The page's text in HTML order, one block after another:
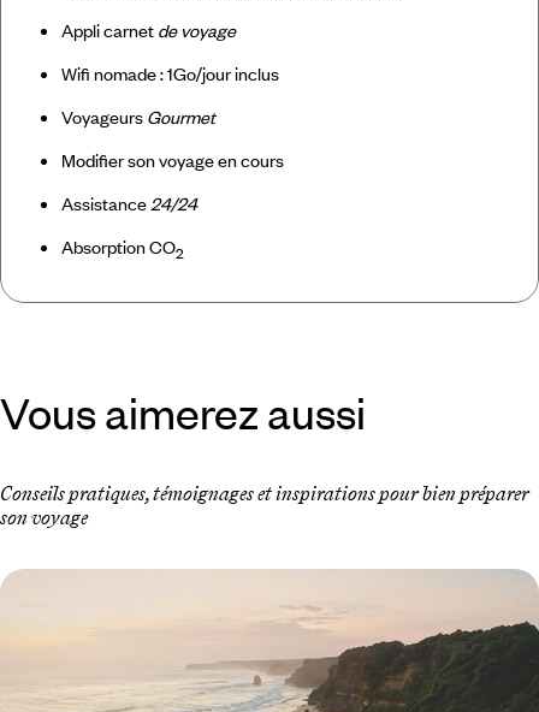
Appli carnet de voyage
Wifi nomade : 1Go/jour inclus
Voyageurs Gourmet
Modifier son voyage en cours
Assistance 24/24
Absorption CO2
Vous aimerez aussi
Conseils pratiques, témoignages et inspirations pour bien préparer
son voyage